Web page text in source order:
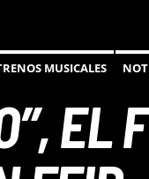
MUSICALES
EL